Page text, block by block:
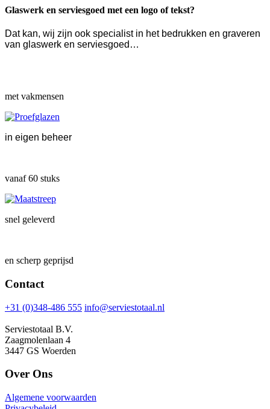
Glaswerk en serviesgoed met een logo of tekst?
Dat kan, wij zijn ook specialist in het bedrukken en graveren
van glaswerk en serviesgoed…
met vakmensen
in eigen beheer
vanaf 60 stuks
snel geleverd
en scherp geprijsd
Contact
+31 (0)348-486 555 info@serviestotaal.nl
Serviestotaal B.V.
Zaagmolenlaan 4
3447 GS Woerden
Over Ons
Algemene voorwaarden